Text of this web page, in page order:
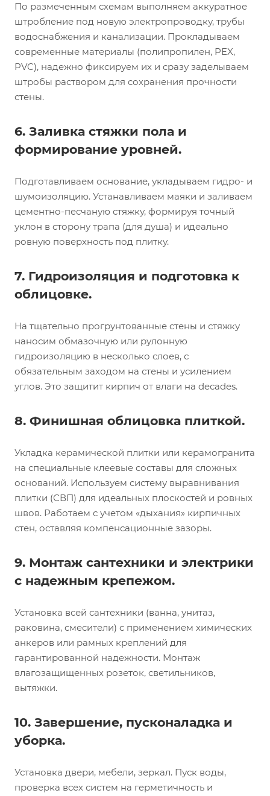
По размеченным схемам выполняем аккуратное
штробление под новую электропроводку, трубы
водоснабжения и канализации. Прокладываем
современные материалы (полипропилен, PEX,
PVC), надежно фиксируем их и сразу заделываем
штробы раствором для сохранения прочности
стены.
6. Заливка стяжки пола и
формирование уровней.
Подготавливаем основание, укладываем гидро- и
шумоизоляцию. Устанавливаем маяки и заливаем
цементно-песчаную стяжку, формируя точный
уклон в сторону трапа (для душа) и идеально
ровную поверхность под плитку.
7. Гидроизоляция и подготовка к
облицовке.
На тщательно прогрунтованные стены и стяжку
наносим обмазочную или рулонную
гидроизоляцию в несколько слоев, с
обязательным заходом на стены и усилением
углов. Это защитит кирпич от влаги на decades.
8. Финишная облицовка плиткой.
Укладка керамической плитки или керамогранита
на специальные клеевые составы для сложных
оснований. Используем систему выравнивания
плитки (СВП) для идеальных плоскостей и ровных
швов. Работаем с учетом «дыхания» кирпичных
стен, оставляя компенсационные зазоры.
9. Монтаж сантехники и электрики
с надежным крепежом.
Установка всей сантехники (ванна, унитаз,
раковина, смесители) с применением химических
анкеров или рамных креплений для
гарантированной надежности. Монтаж
влагозащищенных розеток, светильников,
вытяжки.
10. Завершение, пусконаладка и
уборка.
Установка двери, мебели, зеркал. Пуск воды,
проверка всех систем на герметичность и